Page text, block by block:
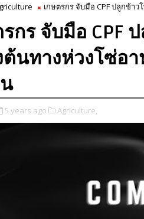
เกษตรกร จับมือ CPF ปลูกข้า
รกร จับมือ CPF
ต้นทางห่วงโซ่อ
5 years ago Agriculture,